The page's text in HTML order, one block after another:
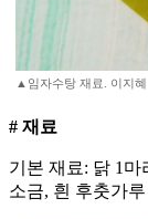
▲임자수탕 재료. 이지혜
# 재료
기본 재료: 닭 1마
소금, 흰 후춧가루